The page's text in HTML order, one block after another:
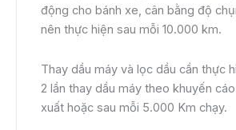
động cho bánh xe, cân bằng độ
nên thực hiện sau mỗi 10.000 km.
Thay dầu máy và lọc dầu cần thực
2 lần thay dầu máy theo khuyến
xuất hoặc sau mỗi 5.000 Km chạy.